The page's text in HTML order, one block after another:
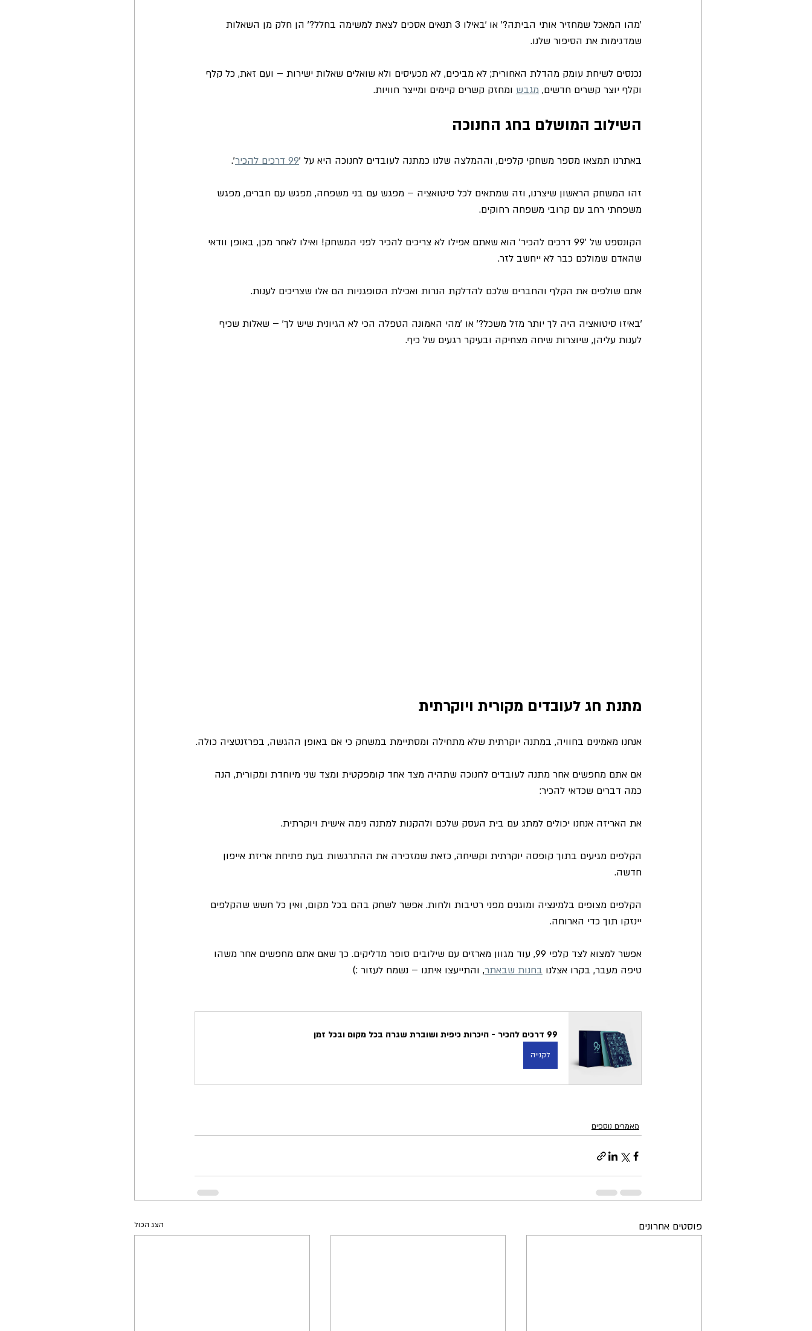
'מהו המאכל שמחזיר אותי הביתה?' או 'באילו 3 תנאים אסכים לצאת למשימה בחלל?' הן חלק מן השאלות
שמדגימות את הסיפור שלנו.
נכנסים לשיחת עומק מהדלת האחורית; לא מביכים, לא מכעיסים ולא שואלים שאלות ישירות – ועם זאת, כל קלף
וקלף יוצר קשרים חדשים, מגבש ומחזק קשרים קיימים ומייצר חוויות.
השילוב המושלם בחג החנוכה
באתרנו תמצאו מספר משחקי קלפים, וההמלצה שלנו כמתנה לעובדים לחנוכה היא על '99 דרכים להכיר '.
זהו המשחק הראשון שיצרנו, וזה שמתאים לכל סיטואציה – מפגש עם בני משפחה, מפגש עם חברים, מפגש
משפחתי רחב עם קרובי משפחה רחוקים.
הקונספט של '99 דרכים להכיר' הוא שאתם אפילו לא צריכים להכיר לפני המשחק! ואילו לאחר מכן, באופן וודאי
שהאדם שמולכם כבר לא ייחשב לזר.
אתם שולפים את הקלף והחברים שלכם להדלקת הנרות ואכילת הסופגניות הם אלו שצריכים לענות.
'באיזו סיטואציה היה לך יותר מזל משכל?' או 'מהי האמונה הטפלה הכי לא הגיונית שיש לך' – שאלות שכיף
לענות עליהן, שיוצרות שיחה מצחיקה ובעיקר רגעים של כיף.
מתנת חג לעובדים מקורית ויוקרתית
אנחנו מאמינים בחוויה, במתנה יוקרתית שלא מתחילה ומסתיימת במשחק כי אם באופן ההגשה, בפרזנטציה כולה.
אם אתם מחפשים אחר מתנה לעובדים לחנוכה שתהיה מצד אחד קומפקטית ומצד שני מיוחדת ומקורית, הנה
כמה דברים שכדאי להכיר:
את האריזה אנחנו יכולים למתג עם בית העסק שלכם ולהקנות למתנה נימה אישית ויוקרתית.
הקלפים מגיעים בתוך קופסה יוקרתית וקשיחה, כזאת שמזכירה את ההתרגשות בעת פתיחת אריזת אייפון
חדשה.
הקלפים מצופים בלמינציה ומוגנים מפני רטיבות ולחות. אפשר לשחק בהם בכל מקום, ואין כל חשש שהקלפים
יינזקו תוך כדי הארוחה.
אפשר למצוא לצד קלפי 99, עוד מגוון מארזים עם שילובים סופר מדליקים. כך שאם אתם מחפשים אחר משהו
טיפה מעבר, בקרו אצלנו בחנות שבאתר, והתייעצו איתנו – נשמח לעזור :)
99 דרכים להכיר - היכרות כיפית ושוברת שגרה בכל מקום ובכל זמן
לקנייה
מאמרים נוספים
פוסטים אחרונים הצג הכול